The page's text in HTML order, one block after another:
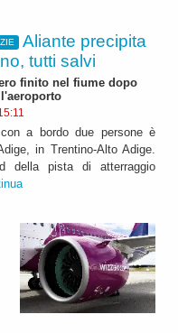
Aliante precipita
tutti salvi
finito nel fiume dopo
a bordo due persone è
in Trentino-Alto Adige.
della pista di atterraggio